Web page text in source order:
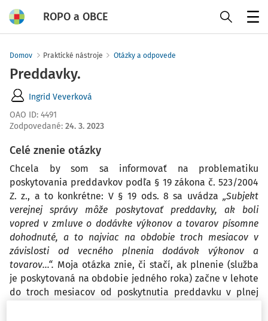
ROPO a OBCE
Domov Praktické nástroje Otázky a odpovede
Preddavky.
Ingrid Veverková
OAO ID: 4491
Zodpovedané: 24. 3. 2023
Celé znenie otázky
Chcela by som sa informovať na problematiku
poskytovania preddavkov podľa § 19 zákona č. 523/2004
Z. z., a to konkrétne: V § 19 ods. 8 sa uvádza „Subjekt
verejnej správy môže poskytovať preddavky, ak boli
vopred v zmluve o dodávke výkonov a tovarov písomne
dohodnuté, a to najviac na obdobie troch mesiacov v
závislosti od vecného plnenia dodávok výkonov a
tovarov...“. Moja otázka znie, či stačí, ak plnenie (služba
je poskytovaná na obdobie jedného roka) začne v lehote
do troch mesiacov od poskytnutia preddavku v plnej